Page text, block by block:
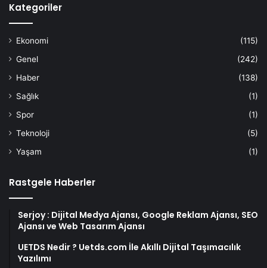
Kategoriler
Ekonomi
(115)
Genel
(242)
Haber
(138)
Sağlık
(1)
Spor
(1)
Teknoloji
(5)
Yaşam
(1)
Rastgele Haberler
Serjoy : Dijital Medya Ajansı, Google Reklam Ajansı, SEO
Ajansı ve Web Tasarım Ajansı
UETDS Nedir ? Uetds.com İle Akıllı Dijital Taşımacılık
Yazılımı